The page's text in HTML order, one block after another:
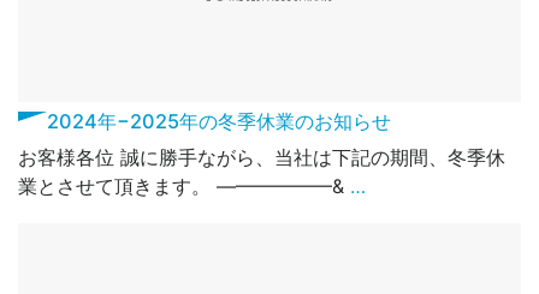
2024年−2025年の冬季休業のお知らせ
お客様各位 誠に勝手ながら、当社は下記の期間、冬季休
業とさせて頂きます。 ——————& …